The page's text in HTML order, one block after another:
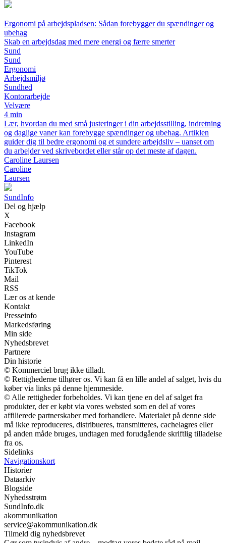
Ergonomi på arbejdspladsen: Sådan forebygger du spændinger og
ubehag
Skab en arbejdsdag med mere energi og færre smerter
Sund
Sund
Ergonomi
Arbejdsmiljø
Sundhed
Kontorarbejde
Velvære
4 min
Lær, hvordan du med små justeringer i din arbejdsstilling, indretning
og daglige vaner kan forebygge spændinger og ubehag. Artiklen
guider dig til bedre ergonomi og et sundere arbejdsliv – uanset om
du arbejder ved skrivebordet eller står op det meste af dagen.
Caroline Laursen
Caroline
Laursen
SundInfo
Del og hjælp
X
Facebook
Instagram
LinkedIn
YouTube
Pinterest
TikTok
Mail
RSS
Lær os at kende
Kontakt
Presseinfo
Markedsføring
Min side
Nyhedsbrevet
Partnere
Din historie
© Kommerciel brug ikke tilladt.
© Rettighederne tilhører os. Vi kan få en lille andel af salget, hvis du
køber via links på denne hjemmeside.
© Alle rettigheder forbeholdes. Vi kan tjene en del af salget fra
produkter, der er købt via vores websted som en del af vores
affilierede partnerskaber med forhandlere. Materialet på denne side
må ikke reproduceres, distribueres, transmitteres, cachelagres eller
på anden måde bruges, undtagen med forudgående skriftlig tilladelse
fra os.
Sidelinks
Navigationskort
Historier
Dataarkiv
Blogside
Nyhedsstrøm
SundInfo.dk
akommunikation
service@akommunikation.dk
Tilmeld dig nyhedsbrevet